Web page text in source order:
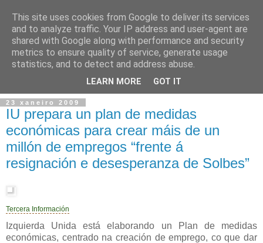
23 xaneiro 2009
IU prepara un plan de medidas
económicas para crear máis de un
millón de empregos “frente á
resignación e desesperanza de Solbes”
Tercera Información
Izquierda Unida está elaborando un Plan de medidas
económicas, centrado na creación de emprego, co que dar
This site uses cookies from Google to deliver its services
and to analyze traffic. Your IP address and user-agent are
shared with Google along with performance and security
metrics to ensure quality of service, generate usage
statistics, and to detect and address abuse.
LEARN MORE GOT IT